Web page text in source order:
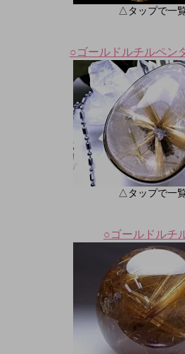
△タップで一
○ゴールドルチルペン
△タップで一
○ゴールドルチ